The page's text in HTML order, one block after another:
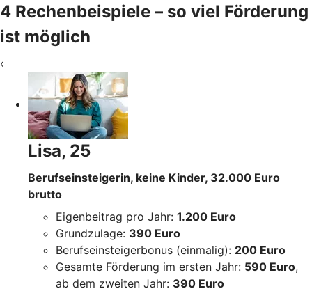
4 Rechenbeispiele – so viel Förderung
ist möglich
‹
Lisa, 25
Berufseinsteigerin, keine Kinder, 32.000 Euro
brutto
Eigenbeitrag pro Jahr: 1.200 Euro
Grundzulage: 390 Euro
Berufseinsteigerbonus (einmalig): 200 Euro
Gesamte Förderung im ersten Jahr: 590 Euro,
ab dem zweiten Jahr: 390 Euro